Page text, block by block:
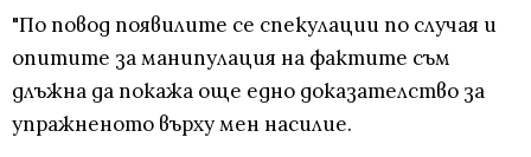
"По повод появилите се спекулации по случая и
опитите за манипулация на фактите съм
длъжна да покажа още едно доказателство за
упражненото върху мен насилие.